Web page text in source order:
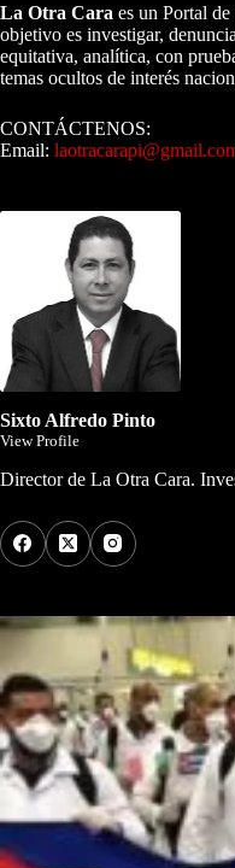
La Otra Cara es un Portal
objetivo es investigar,
equitativa, analítica, con
temas ocultos de interés
CONTÁCTENOS:
Email:
Sixto Alfredo Pinto
View Profile
Director de La Otra Cara.